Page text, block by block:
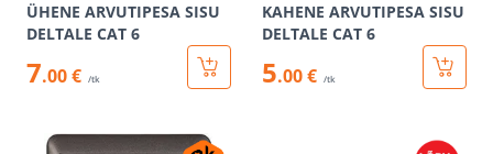
ÜHENE ARVUTIPESA SISU
DELTALE CAT 6
7.00 € /tk
KAHENE ARVUTIPESA SISU
DELTALE CAT 6
5.00 € /tk